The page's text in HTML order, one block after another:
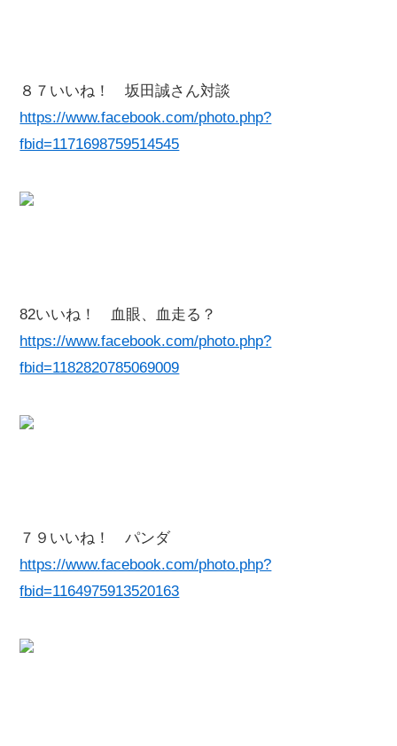
８７いいね！ 坂田誠さん対談
https://www.facebook.com/photo.php?
fbid=1171698759514545
82いいね！ 血眼、血走る？
https://www.facebook.com/photo.php?
fbid=1182820785069009
７９いいね！ パンダ
https://www.facebook.com/photo.php?
fbid=1164975913520163